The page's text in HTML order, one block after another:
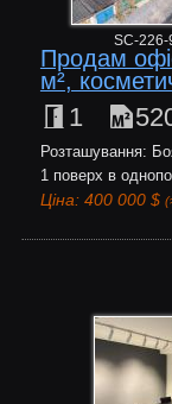
SC-226-
Продам
м²,
1
Розташування:
1 поверх в
Ціна: 400 000 $